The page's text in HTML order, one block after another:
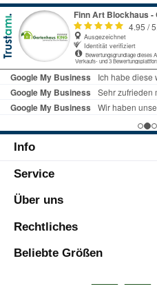
Info
Service
Über uns
Rechtliches
Beliebte Größen